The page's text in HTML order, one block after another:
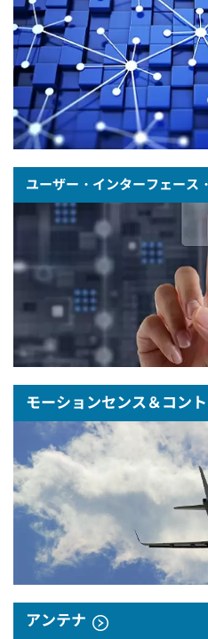
ユーザー・インターフェース
モーションセンス＆コン
アンテナ